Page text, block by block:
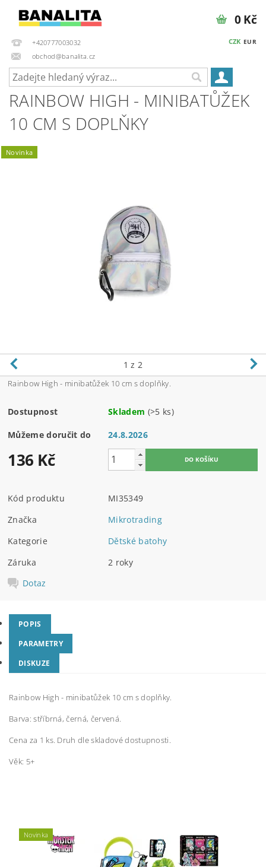
+420777003032
obchod@banalita.cz
CZK EUR
0 Kč
RAINBOW HIGH - MINIBATŮŽEK
10 CM S DOPLŇKY
Novinka
1 z 2
Rainbow High - minibatůžek 10 cm s doplňky.
Dostupnost Skladem (>5 ks)
Můžeme doručit do 24.8.2026
136 Kč
Kód produktu
MI35349
Značka
Mikrotrading
Kategorie
Dětské batohy
Záruka
2 roky
Dotaz
POPIS
PARAMETRY
DISKUZE
Rainbow High - minibatůžek 10 cm s doplňky.
Barva: stříbrná, černá, červená.
Cena za 1 ks. Druh dle skladové dostupnosti.
Věk: 5+
Novinka